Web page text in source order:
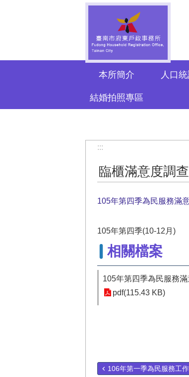
本所簡介 人口
結婚拍照專區
:::
臨櫃滿意度調
105年第四季為民服務滿
105年第四季(10-12月)
相關檔案
105年第四季為民服務
pdf(115.43 KB)
106年第一季為民服務工作